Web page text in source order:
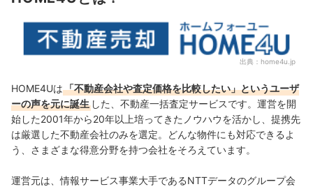
出典： home4u.jp
HOME4Uは「不動産会社や査定価格を比較したい」というユーザ
ーの声を元に誕生 した、不動産一括査定サービスです。運営を開
始した2001年から20年以上培ってきたノウハウを活かし、提携先
は厳選した不動産会社のみを選定。どんな物件にも対応できるよ
う、さまざまな得意分野を持つ会社をそろえています。
運営元は、情報サービス事業大手であるNTTデータのグループ会